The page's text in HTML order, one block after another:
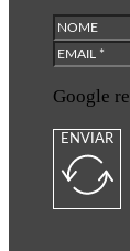
Google
ENVIAR